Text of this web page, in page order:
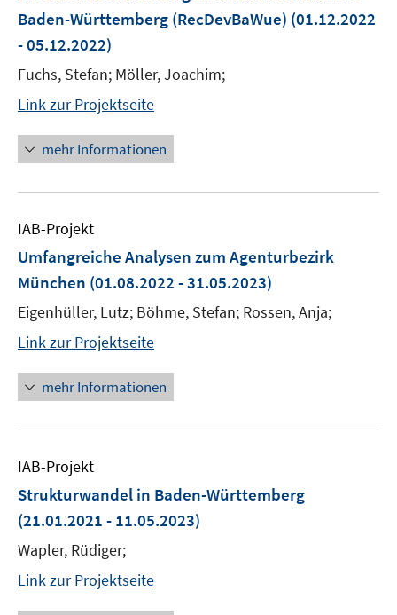
Baden-Württemberg (RecDevBaWue) (01.12.2022
- 05.12.2022)
Fuchs, Stefan; Möller, Joachim;
Link zur Projektseite
mehr Informationen
IAB-Projekt
Umfangreiche Analysen zum Agenturbezirk
München (01.08.2022 - 31.05.2023)
Eigenhüller, Lutz; Böhme, Stefan; Rossen, Anja;
Link zur Projektseite
mehr Informationen
IAB-Projekt
Strukturwandel in Baden-Württemberg
(21.01.2021 - 11.05.2023)
Wapler, Rüdiger;
Link zur Projektseite